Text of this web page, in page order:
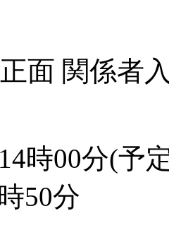
面 関係者
時00分(予
50分